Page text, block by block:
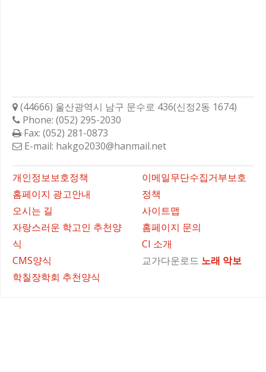
(44666) 울산광역시 남구 문수로 436(신정2동 1674)
Phone: (052) 295-2030
Fax: (052) 281-0873
E-mail: hakgo2030@hanmail.net
개인정보보호정책
홈페이지 광고안내
오시는 길
자랑스러운 학고인 추천양
식
CMS양식
학칠장학회 추천양식
이메일무단수집거부보호
정책
사이트맵
홈페이지 문의
CI 소개
교가다운로드 노래 악보